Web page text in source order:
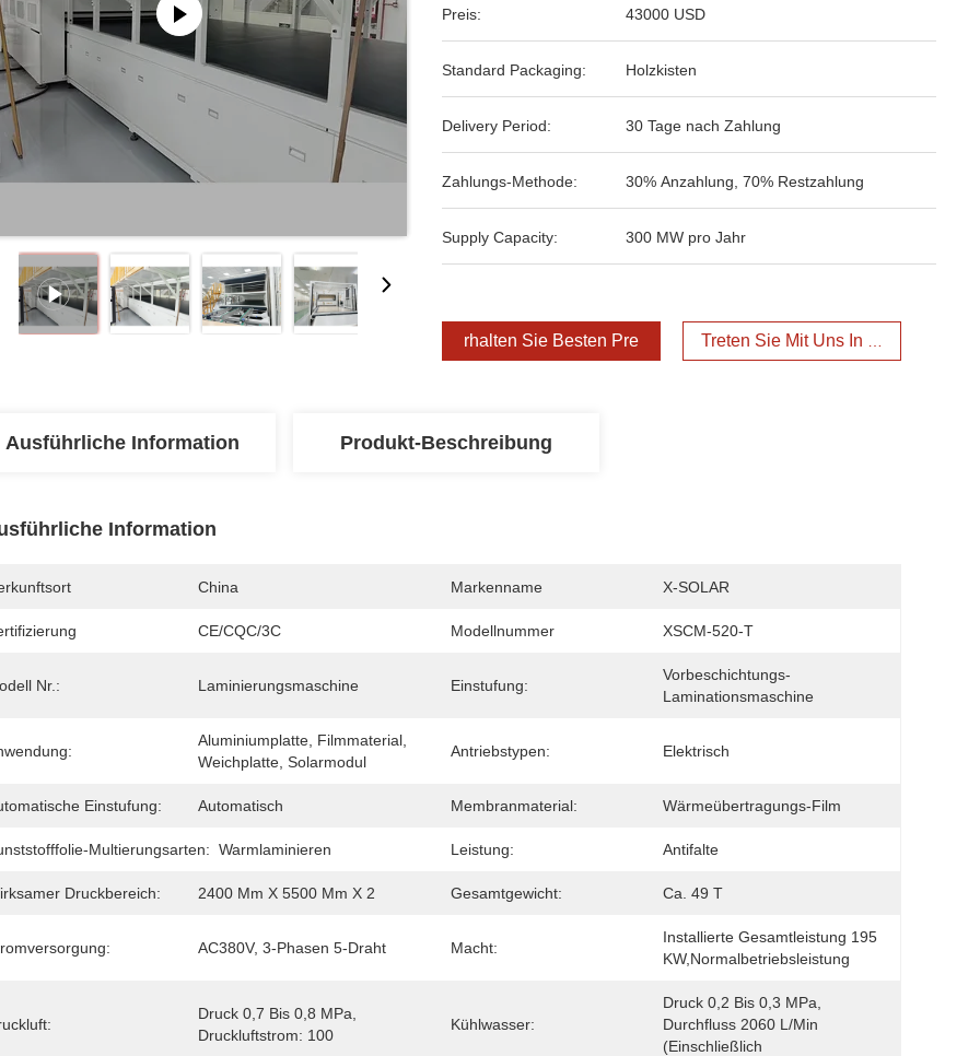
Preis: 43000 USD
Standard Packaging: Holzkisten
Delivery Period: 30 Tage nach Zahlung
Zahlungs-Methode: 30% Anzahlung, 70% Restzahlung
Supply Capacity: 300 MW pro Jahr
Erhalten Sie Besten Preis Treten Sie Mit Uns In Verbindung
Ausführliche Information Produkt-Beschreibung
Information
China Markenname X-SOLAR
CE/CQC/3C Modellnummer XSCM-520-T
Nr.: Laminierungsmaschine Einstufung:
Vorbeschichtungs-
Laminationsmaschine
Aluminiumplatte, Filmmaterial,
Weichplatte, Solarmodul
Antriebstypen: Elektrisch
Einstufung: Automatisch Membranmaterial: Wärmeübertragungs-Film
Multierungsarten: Warmlaminieren Leistung: Antifalte
Druckbereich: 2400 Mm X 5500 Mm X 2 Gesamtgewicht: Ca. 49 T
AC380V, 3-Phasen 5-Draht Macht:
Installierte Gesamtleistung 195
KW,Normalbetriebsleistung
Druck 0,7 Bis 0,8 MPa,
Druckluftstrom: 100
Kühlwasser:
Druck 0,2 Bis 0,3 MPa,
Durchfluss 2060 L/Min
(einschließlich